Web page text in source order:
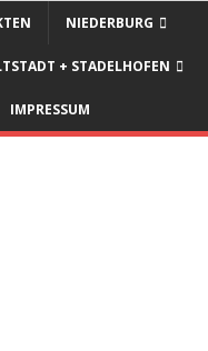
NIEDERBURG
+ STADELHOFEN
IMPRESSUM